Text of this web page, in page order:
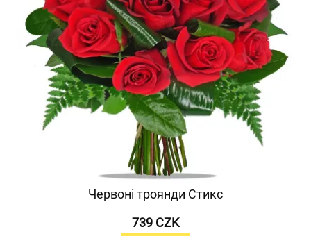
Червоні троянди Стикс
739 CZK